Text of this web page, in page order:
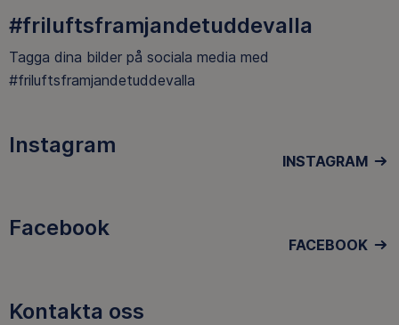
#friluftsframjandetuddevalla
Tagga dina bilder på sociala media med
#friluftsframjandetuddevalla
Instagram
INSTAGRAM
Facebook
FACEBOOK
Kontakta oss